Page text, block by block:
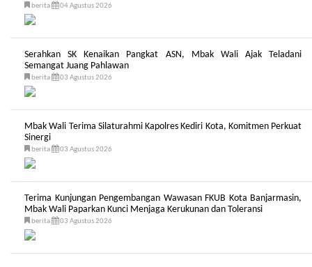
berita 04 Agustus 2026
Serahkan SK Kenaikan Pangkat ASN, Mbak Wali Ajak Teladani
Semangat Juang Pahlawan
berita 03 Agustus 2026
Mbak Wali Terima Silaturahmi Kapolres Kediri Kota, Komitmen Perkuat
Sinergi
berita 03 Agustus 2026
Terima Kunjungan Pengembangan Wawasan FKUB Kota Banjarmasin,
Mbak Wali Paparkan Kunci Menjaga Kerukunan dan Toleransi
berita 03 Agustus 2026